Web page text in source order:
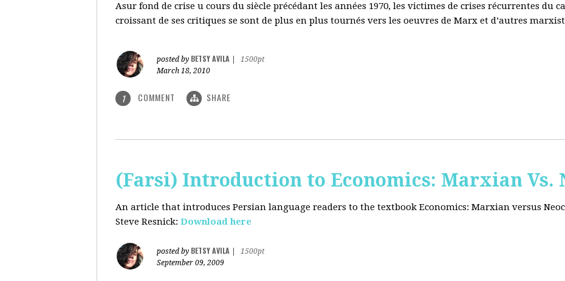
Asur fond de crise u cours du siècle précédant les années 1970, les victimes de crises récurrentes du
croissant de ses critiques se sont de plus en plus tournés vers les oeuvres de Marx et d’autres
posted by BETSY AVILA
1500pt
March 18, 2010
1 COMMENT SHARE
(Farsi) Introduction to Economics: Marxian Vs.
An article that introduces Persian language readers to the textbook Economics: Marxian versus
Steve Resnick: Download here
posted by BETSY AVILA
1500pt
September 09, 2009